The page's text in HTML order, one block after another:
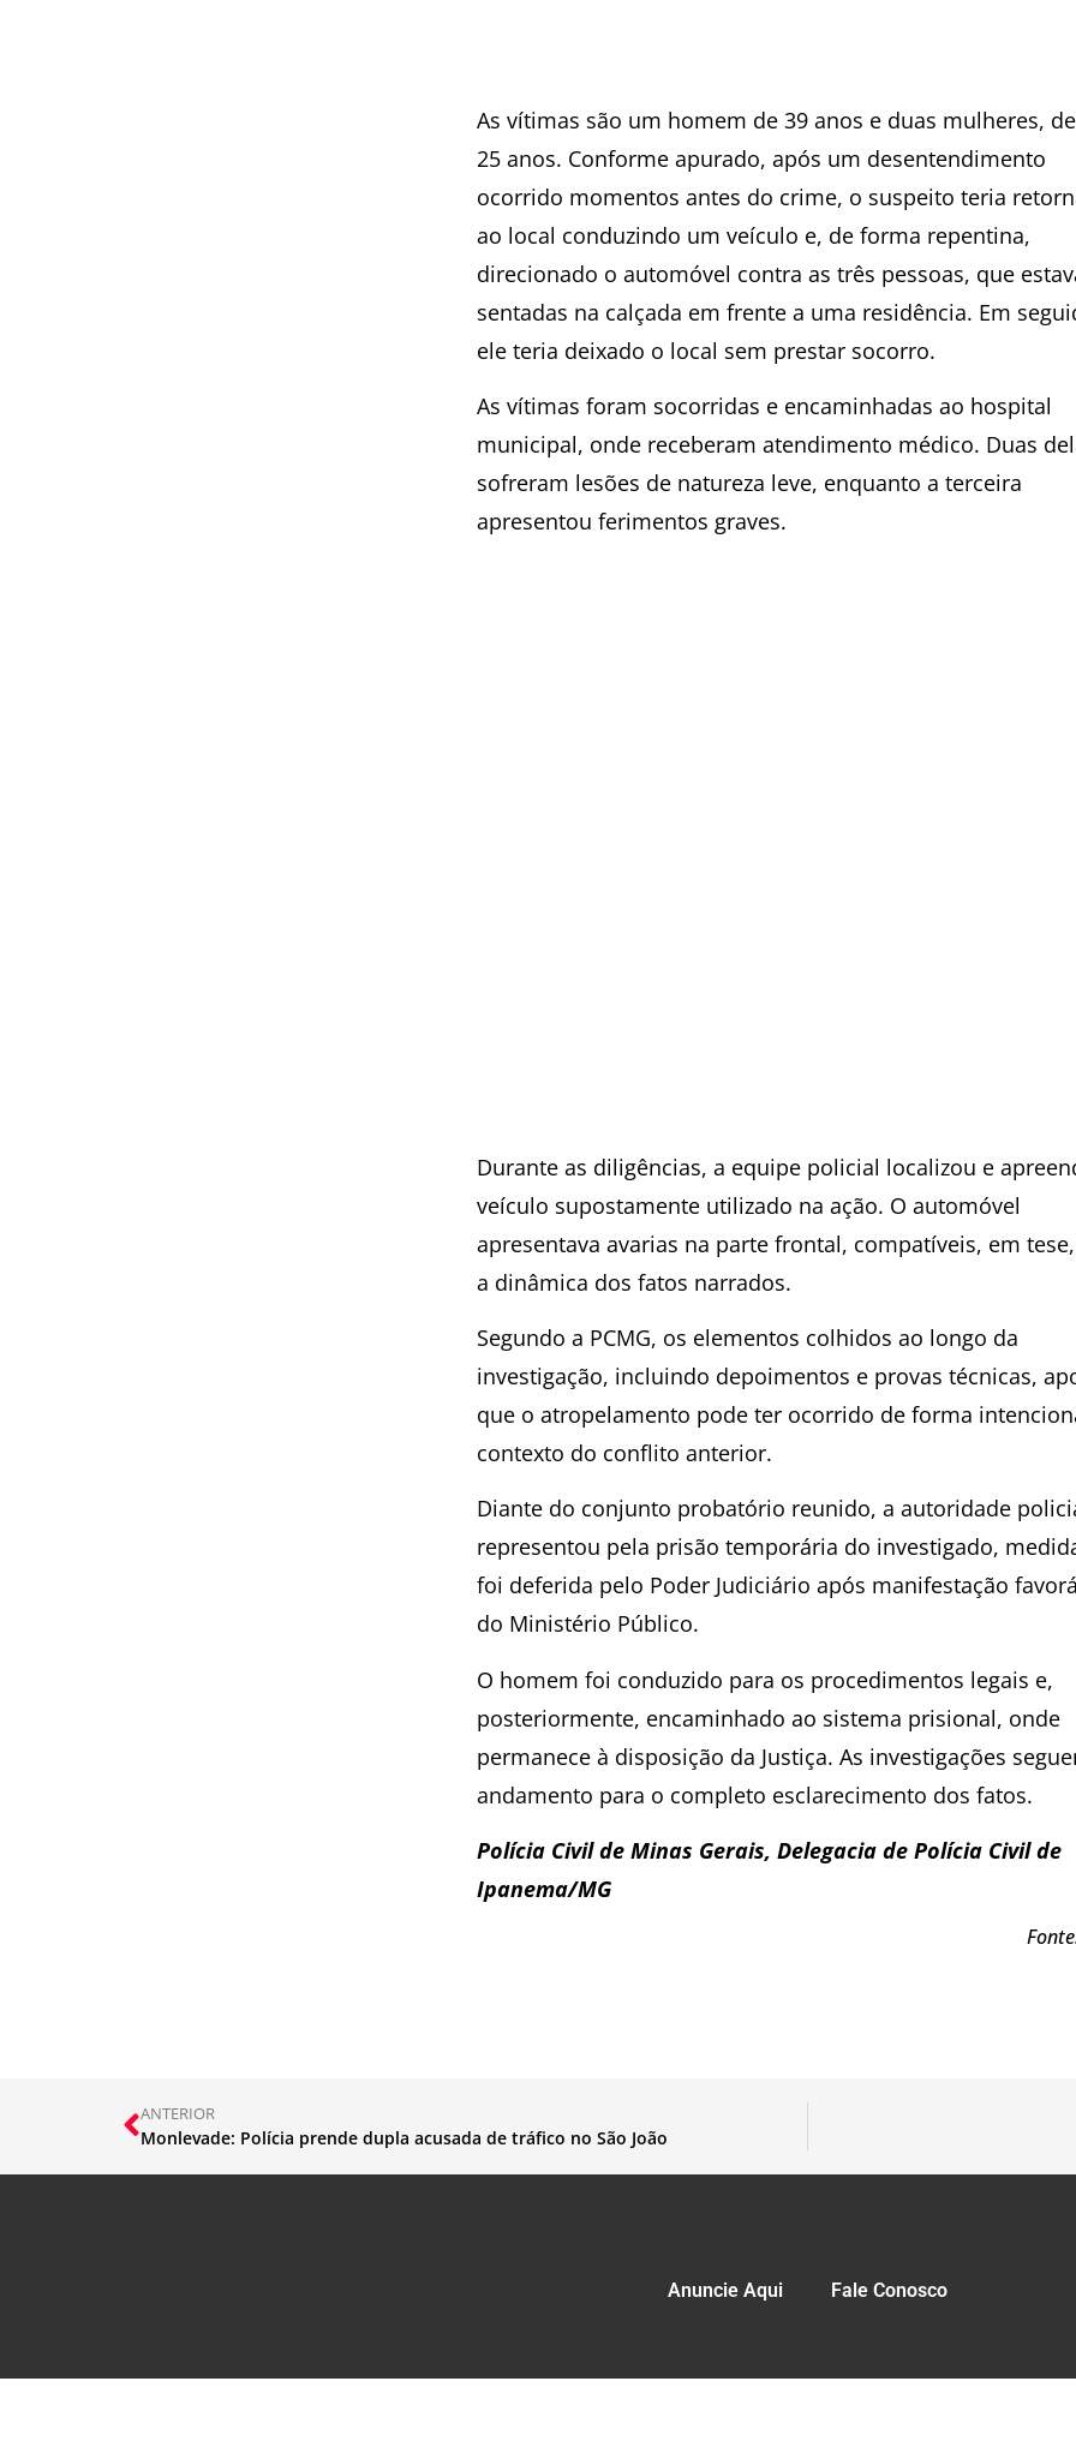
As vítimas são um homem de 39 anos e duas mulheres,
25 anos. Conforme apurado, após um desentendimento
ocorrido momentos antes do crime, o suspeito teria
ao local conduzindo um veículo e, de forma repentina,
direcionado o automóvel contra as três pessoas, que
sentadas na calçada em frente a uma residência. Em
ele teria deixado o local sem prestar socorro.
As vítimas foram socorridas e encaminhadas ao hospital
municipal, onde receberam atendimento médico. Duas
sofreram lesões de natureza leve, enquanto a terceira
apresentou ferimentos graves.
Durante as diligências, a equipe policial localizou e
veículo supostamente utilizado na ação. O automóvel
apresentava avarias na parte frontal, compatíveis, em
a dinâmica dos fatos narrados.
Segundo a PCMG, os elementos colhidos ao longo da
investigação, incluindo depoimentos e provas técnicas,
que o atropelamento pode ter ocorrido de forma
contexto do conflito anterior.
Diante do conjunto probatório reunido, a autoridade
representou pela prisão temporária do investigado,
foi deferida pelo Poder Judiciário após manifestação
do Ministério Público.
O homem foi conduzido para os procedimentos legais e,
posteriormente, encaminhado ao sistema prisional, onde
permanece à disposição da Justiça. As investigações
andamento para o completo esclarecimento dos fatos.
Polícia Civil de Minas Gerais, Delegacia de Polícia Civil de
Ipanema/MG
ANTERIOR
Monlevade: Polícia prende dupla acusada de tráfico no São João
Anuncie Aqui Fale Conosco